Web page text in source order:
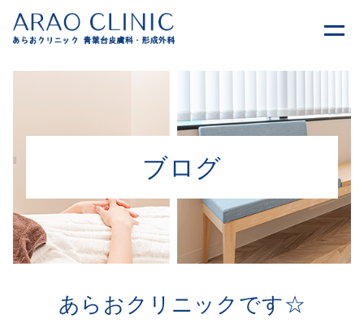
ブログ
あらおクリニックです☆